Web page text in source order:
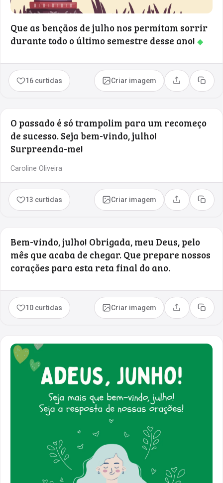
Que as bençãos de julho nos permitam sorrir
durante todo o último semestre desse ano! ◆
16 curtidas Criar imagem Compartilhar
Copiar
O passado é só trampolim para um recomeço
de sucesso. Seja bem-vindo, julho!
Surpreenda-me!
Caroline Oliveira
13 curtidas Criar imagem Compartilhar
Copiar
Bem-vindo, julho! Obrigada, meu Deus, pelo
mês que acaba de chegar. Que prepare nossos
corações para esta reta final do ano.
10 curtidas Criar imagem Compartilhar
Copiar